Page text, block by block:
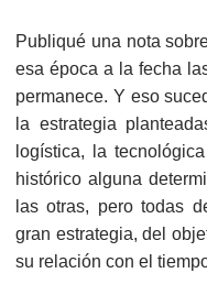
Publiqué una nota
esa época a la fecha
permanece. Y eso
la estrategia
logística, la
histórico alguna
las otras, pero todas
gran estrategia, del
su relación con el